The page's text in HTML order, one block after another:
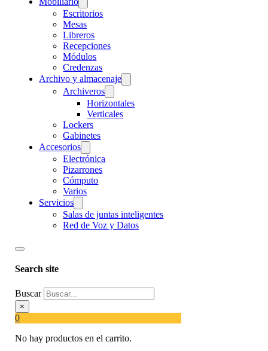
Escritorios
Mesas
Libreros
Recepciones
Módulos
Credenzas
Archivo y almacenaje
Archiveros
Horizontales
Verticales
Lockers
Gabinetes
Accesorios
Electrónica
Pizarrones
Cómputo
Varios
Servicios
Salas de juntas inteligentes
Red de Voz y Datos
Search site
Buscar
×
0
No hay productos en el carrito.